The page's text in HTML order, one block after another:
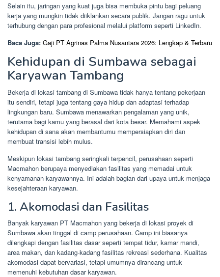
Selain itu, jaringan yang kuat juga bisa membuka pintu bagi peluang
kerja yang mungkin tidak diiklankan secara publik. Jangan ragu untuk
terhubung dengan para profesional melalui platform seperti LinkedIn.
Baca Juga: Gaji PT Agrinas Palma Nusantara 2026: Lengkap & Terbaru
Kehidupan di Sumbawa sebagai
Karyawan Tambang
Bekerja di lokasi tambang di Sumbawa tidak hanya tentang pekerjaan
itu sendiri, tetapi juga tentang gaya hidup dan adaptasi terhadap
lingkungan baru. Sumbawa menawarkan pengalaman yang unik,
terutama bagi kamu yang berasal dari kota besar. Memahami aspek
kehidupan di sana akan membantumu mempersiapkan diri dan
membuat transisi lebih mulus.
Meskipun lokasi tambang seringkali terpencil, perusahaan seperti
Macmahon berupaya menyediakan fasilitas yang memadai untuk
kenyamanan karyawannya. Ini adalah bagian dari upaya untuk menjaga
kesejahteraan karyawan.
1. Akomodasi dan Fasilitas
Banyak karyawan PT Macmahon yang bekerja di lokasi proyek di
Sumbawa akan tinggal di camp perusahaan. Camp ini biasanya
dilengkapi dengan fasilitas dasar seperti tempat tidur, kamar mandi,
area makan, dan kadang-kadang fasilitas rekreasi sederhana. Kualitas
akomodasi dapat bervariasi, tetapi umumnya dirancang untuk
memenuhi kebutuhan dasar karyawan.